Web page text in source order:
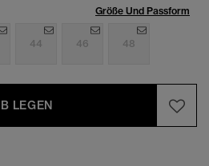
Größe Und Passform
44 46 48
LEGEN